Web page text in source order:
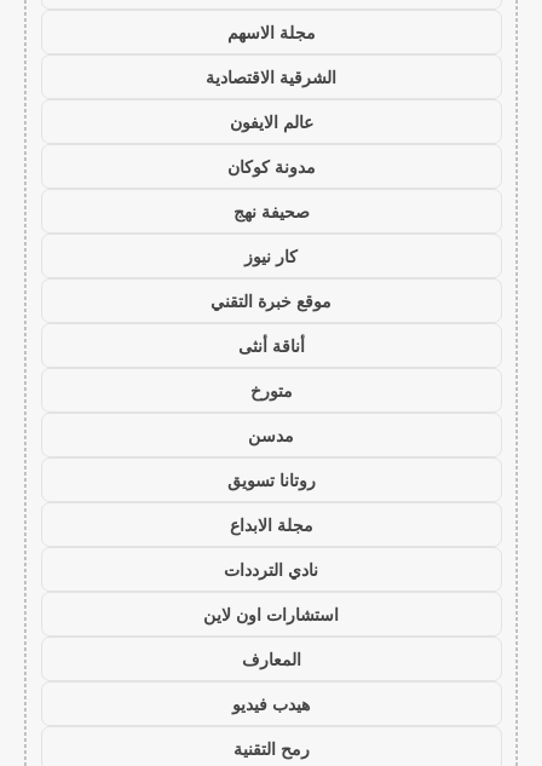
مجلة الاسهم
الشرقية الاقتصادية
عالم الايفون
مدونة كوكان
صحيفة نهج
كار نيوز
موقع خبرة التقني
أناقة أنثى
متورخ
مدسن
روتانا تسويق
مجلة الابداع
نادي الترددات
استشارات اون لاين
المعارف
هيدب فيديو
رمح التقنية